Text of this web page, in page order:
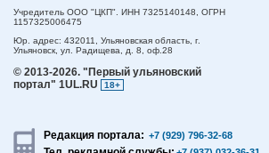
Учредитель ООО "ЦКП". ИНН 7325140148, ОГРН
1157325006475
Юр. адрес: 432011, Ульяновская область, г.
Ульяновск, ул. Радищева, д. 8, оф.28
© 2013-2026. "Первый ульяновский
портал" 1UL.RU
18+
Редакция портала: +7 (929) 796-32-68